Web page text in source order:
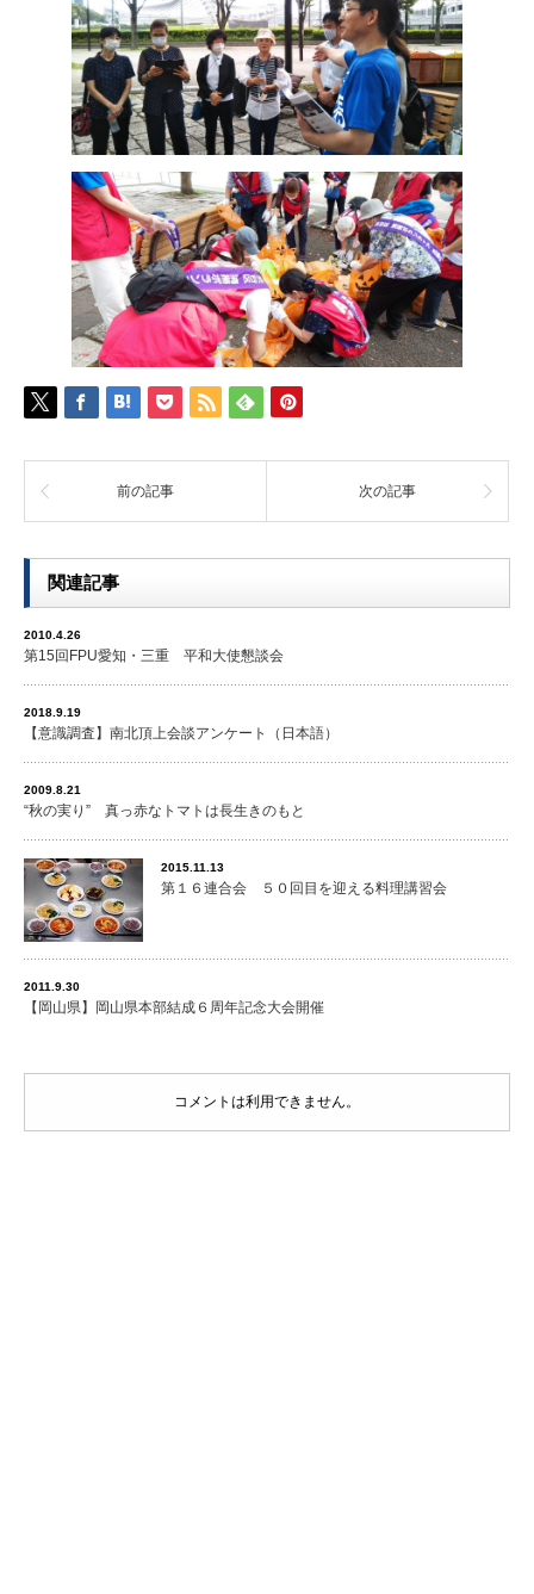
前の記事 次の記事
関連記事
2010.4.26
第15回FPU愛知・三重 平和大使懇談会
2018.9.19
【意識調査】南北頂上会談アンケート（日本語）
2009.8.21
“秋の実り” 真っ赤なトマトは長生きのもと
2015.11.13
第１６連合会 ５０回目を迎える料理講習会
2011.9.30
【岡山県】岡山県本部結成６周年記念大会開催
コメントは利用できません。